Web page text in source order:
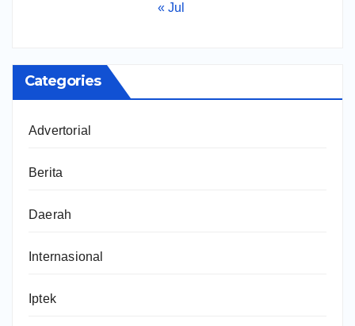
« Jul
Categories
Advertorial
Berita
Daerah
Internasional
Iptek